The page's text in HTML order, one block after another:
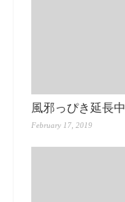
風邪っぴき延長中
February 17, 2019